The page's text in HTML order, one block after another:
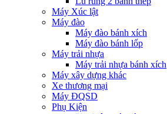
Máy Xúc lật
Máy đào
Máy đào bánh xích
Máy đào bánh lốp
Máy trải nhựa
Máy trải nhựa bánh xích
Máy xây dựng khác
Xe thương mại
Máy ĐQSD
Phụ Kiện